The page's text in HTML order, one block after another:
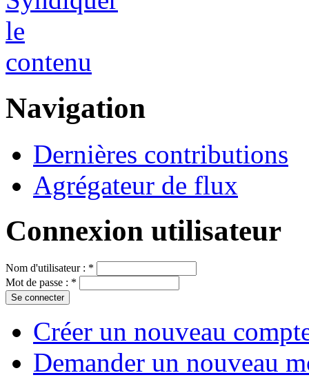
Navigation
Dernières contributions
Agrégateur de flux
Connexion utilisateur
Nom d'utilisateur : *
Mot de passe : *
Créer un nouveau
Demander un nouveau